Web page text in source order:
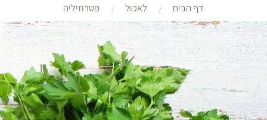
דף הבית לאכול פטרוזיליה